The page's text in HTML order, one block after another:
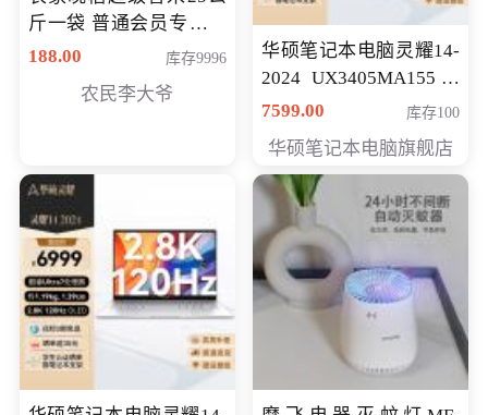
斤一袋 普通会员专享价
格178元
188.00 库存9996
农民李大爷
华硕笔记本电脑灵耀14-
2024 UX3405MA155冰
川银 oled 智慧轻薄本 会
7599.00 库存100
华硕笔记本电脑旗舰店